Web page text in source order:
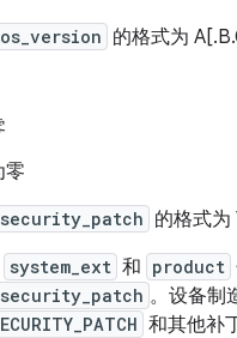
的格式为
零
的格式为
system_ext 和 product
。设备制
和其他补